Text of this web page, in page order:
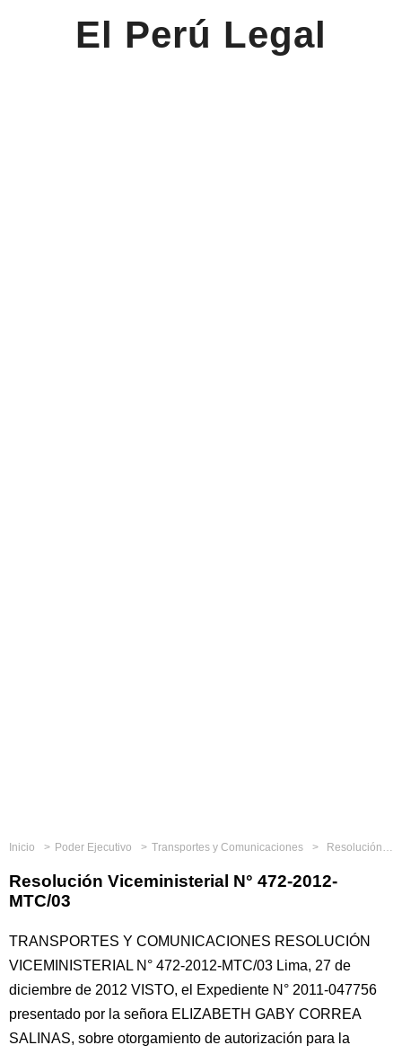
El Perú Legal
Inicio Poder Ejecutivo Transportes y Comunicaciones Resolución Viceministerial N° 472-2012-MTC/03
Resolución Viceministerial N° 472-2012-
MTC/03
TRANSPORTES Y COMUNICACIONES RESOLUCIÓN
VICEMINISTERIAL N° 472-2012-MTC/03 Lima, 27 de
diciembre de 2012 VISTO, el Expediente N° 2011-047756
presentado por la señora ELIZABETH GABY CORREA
SALINAS, sobre otorgamiento de autorización para la